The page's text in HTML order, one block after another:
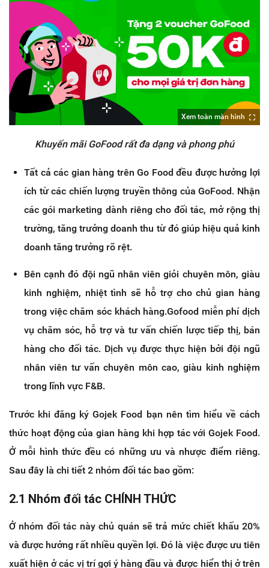
Xem toàn màn hình
Khuyến mãi GoFood rất đa dạng và phong phú
Tất cả các gian hàng trên Go Food đều được hưởng lợi
ích từ các chiến lượng truyền thông của GoFood. Nhận
các gói marketing dành riêng cho đối tác, mở rộng thị
trường, tăng trưởng doanh thu từ đó giúp hiệu quả kinh
doanh tăng trưởng rõ rệt.
Bên cạnh đó đội ngũ nhân viên giỏi chuyên môn, giàu
kinh nghiệm, nhiệt tình sẽ hỗ trợ cho chủ gian hàng
trong việc chăm sóc khách hàng.Gofood miễn phí dịch
vụ chăm sóc, hỗ trợ và tư vấn chiến lược tiếp thị, bán
hàng cho đối tác. Dịch vụ được thực hiện bởi đội ngũ
nhân viên tư vấn chuyên môn cao, giàu kinh nghiệm
trong lĩnh vực F&B.
Trước khi đăng ký Gojek Food bạn nên tìm hiểu về cách
thức hoạt động của gian hàng khi hợp tác với Gojek Food.
Ở mỗi hình thức đều có những ưu và nhược điểm riêng.
Sau đây là chi tiết 2 nhóm đối tác bao gồm:
2.1 Nhóm đối tác CHÍNH THỨC
Ở nhóm đối tác này chủ quán sẽ trả mức chiết khấu 20%
và được hưởng rất nhiều quyền lợi. Đó là việc được ưu tiên
xuất hiện ở các vị trí gợi ý hàng đầu và được hiển thị ở trên